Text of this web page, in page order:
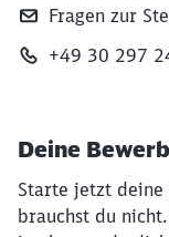
Fragen zur
+49 30 297
Deine
Starte jetzt deine
brauchst du